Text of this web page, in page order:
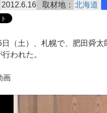
2012.6.16 取材地： 北海道
（土）、札幌で、肥田舜太
われた。
画